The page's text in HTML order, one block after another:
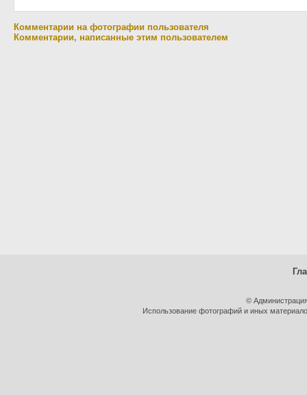
Комментарии на фотографии пользователя
Комментарии, написанные этим пользователем
©
Использование фотографий и иных